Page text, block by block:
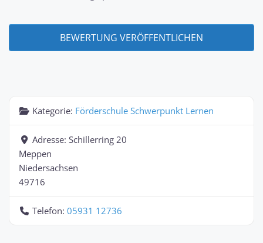
Kategorie: Förderschule Schwerpunkt Lernen
Adresse: Schillerring 20
Meppen
Niedersachsen
49716
Telefon: 05931 12736